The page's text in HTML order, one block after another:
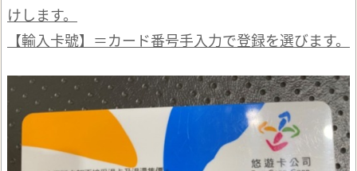
けします。
【輸入卡號】＝カード番号手入力で登録を選びます。